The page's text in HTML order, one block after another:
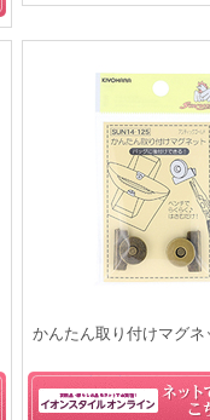
かんたん取り付けマグネ